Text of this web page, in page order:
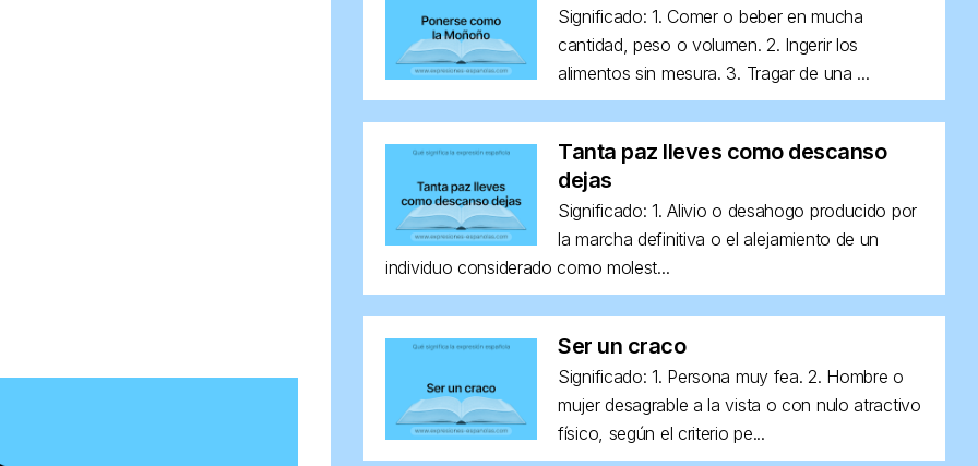
Significado: 1. Comer o beber en mucha
cantidad, peso o volumen. 2. Ingerir los
alimentos sin mesura. 3. Tragar de una ...
Tanta paz lleves como descanso
dejas
Significado: 1. Alivio o desahogo producido por
la marcha definitiva o el alejamiento de un
individuo considerado como molest...
Ser un craco
Significado: 1. Persona muy fea. 2. Hombre o
mujer desagrable a la vista o con nulo atractivo
físico, según el criterio pe...